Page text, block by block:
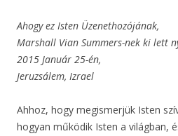
Ahogy ez Isten Üzenethozójának,
Marshall Vian Summers-nek ki lett
2015 Január 25-én,
Jeruzsálem, Izrael
Ahhoz, hogy megismerjük Isten
hogyan működik Isten a világban,